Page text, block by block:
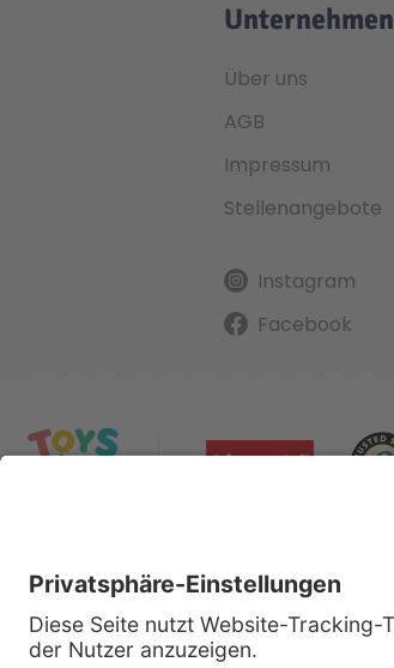
Unternehmen
Über uns
AGB
Impressum
Stellenangebote
Instagram
Facebook